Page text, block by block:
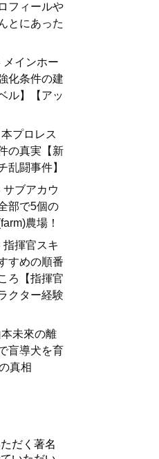
フィールや
とにあった
メインホー
化条件の建
ル】【アッ
本プロレス
の真実【新
乱闘事件】
サブアカウ
部で5個の
農場！
指揮官スキ
すめの順番
ろ【指揮官
クター経験
未來の離
盲導犬を育
真相
だく著名